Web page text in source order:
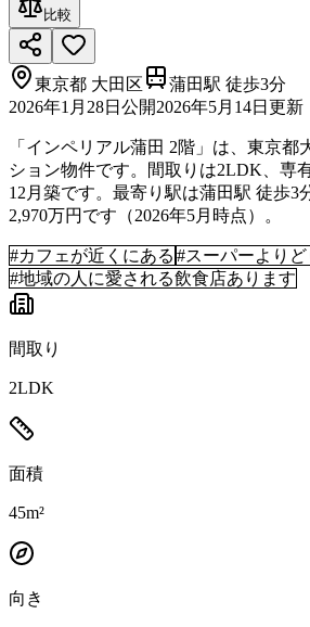
比較
東京都 大田区
蒲田駅 徒歩3分
2026年1月28日 公開2026年5月14日 更新
「インペリアル蒲田 2階」は、東京都
ション物件です。間取りは2LDK、専
12月築です。最寄り駅は蒲田駅 徒歩3
2,970万円です（2026年5月時点）。
#カフェが近くにある #スーパーよりど
#地域の人に愛される飲食店あります
間取り
2LDK
面積
45m²
向き